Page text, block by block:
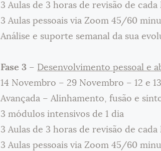
3 Aulas de 3 horas de revisão de
3 Aulas pessoais via Zoom 45/60
Análise e suporte semanal da sua
Fase 3 – Desenvolvimento pessoal e
14 Novembro – 29 Novembro – 12 e
Avançada – Alinhamento, fusão e
3 módulos intensivos de 1 dia
3 Aulas de 3 horas de revisão de
3 Aulas pessoais via Zoom 45/60